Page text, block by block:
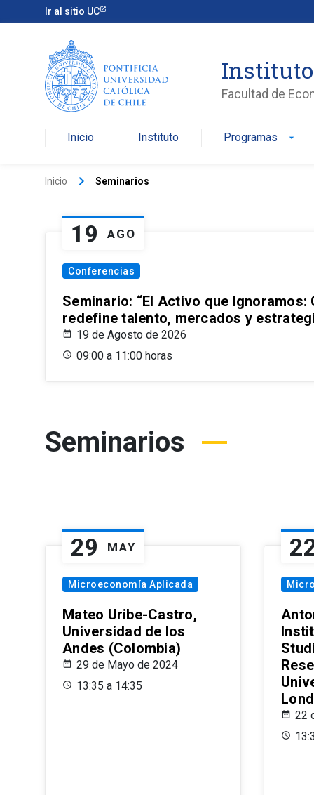
Ir al sitio UC
Facultad de
Inicio Instituto Programas arrow_drop_down
Inicio keyboard_arrow_right Seminarios
19 AGO
Conferencias
Seminario: “El Activo que
redefine talento, mercados y
19 de Agosto de 2026
09:00 a 11:00 horas
Seminarios
29 MAY
Microeconomía Aplicada
Mateo Uribe-Castro,
Universidad de los
Andes (Colombia)
29 de Mayo de 2024
13:35 a 14:35
22